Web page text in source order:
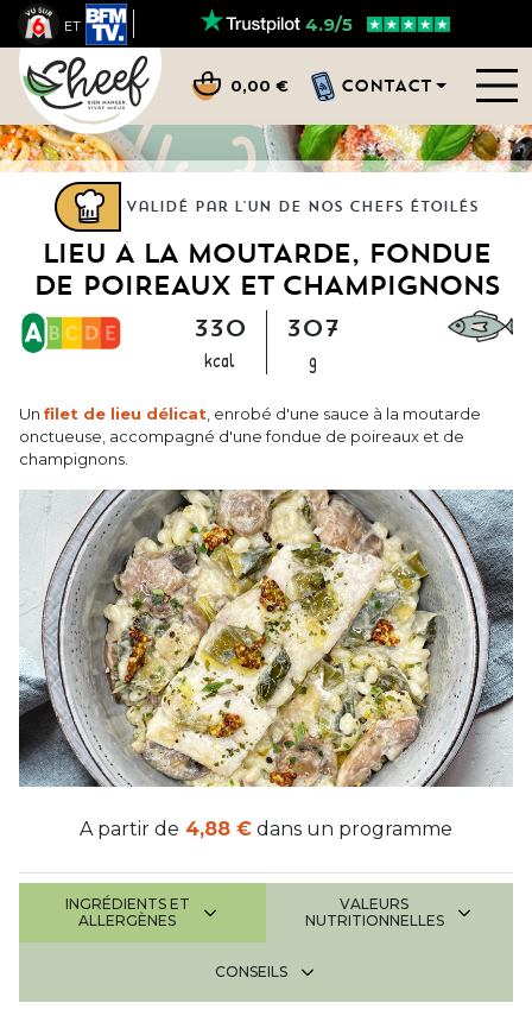
ET 4.9/5
0,00 € CONTACT
Validé par l'un de nos chefs étoilés
LIEU À LA MOUTARDE, FONDUE
DE POIREAUX ET CHAMPIGNONS
330
kcal
307
g
Un filet de lieu délicat , enrobé d'une sauce à la moutarde
onctueuse, accompagné d'une fondue de poireaux et de
champignons.
A partir de 4,88 € dans un programme
INGRÉDIENTS ET
ALLERGÈNES
VALEURS
NUTRITIONNELLES
CONSEILS